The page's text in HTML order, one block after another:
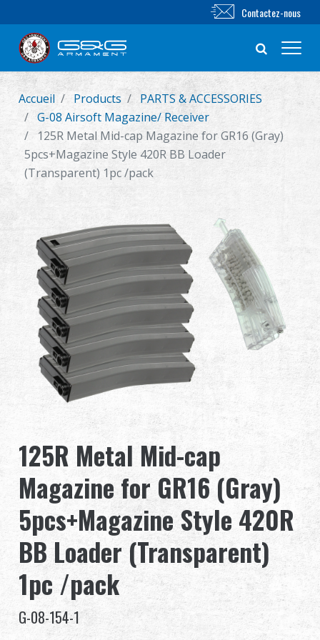
Nouveautés
FUSIL AIRSOFT
PISTOLET AIRSOFT
Série BB
SYSTÈME D'ENTRAÎNEMENT
Revendeur
Advantages
À propos de nous
Competitions & Event
Support
Se connecter
繁體中文 English (US)
Français 日本語
Contactez-nous
Accueil Products
PARTS & ACCESSORIES
G-08 Airsoft Magazine/ Receiver
125R Metal Mid-cap Magazine for GR16 (Gray)
5pcs+Magazine Style 420R BB Loader
(Transparent) 1pc /pack
125R Metal Mid-cap
Magazine for GR16 (Gray)
5pcs+Magazine Style 420R
BB Loader (Transparent)
1pc /pack
G-08-154-1